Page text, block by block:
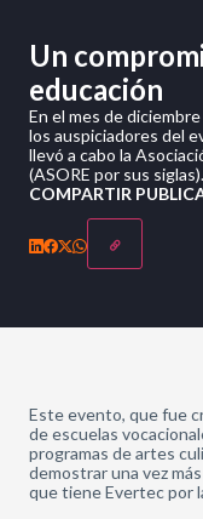
Un
educación
En el mes de
los auspiciadores del
llevó a cabo la
(ASORE por sus siglas).
COMPARTIR
Este evento, que fue
de escuelas
programas de artes
demostrar una vez
que tiene Evertec por